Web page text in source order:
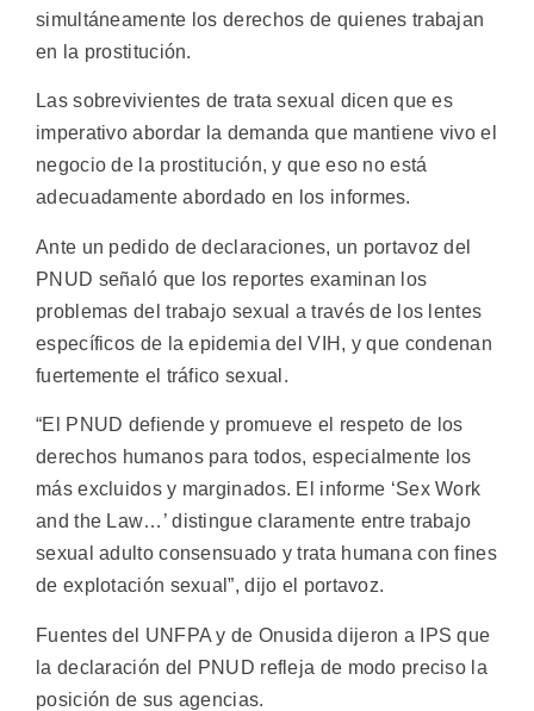
simultáneamente los derechos de quienes trabajan
en la prostitución.
Las sobrevivientes de trata sexual dicen que es
imperativo abordar la demanda que mantiene vivo el
negocio de la prostitución, y que eso no está
adecuadamente abordado en los informes.
Ante un pedido de declaraciones, un portavoz del
PNUD señaló que los reportes examinan los
problemas del trabajo sexual a través de los lentes
específicos de la epidemia del VIH, y que condenan
fuertemente el tráfico sexual.
“El PNUD defiende y promueve el respeto de los
derechos humanos para todos, especialmente los
más excluidos y marginados. El informe ‘Sex Work
and the Law…’ distingue claramente entre trabajo
sexual adulto consensuado y trata humana con fines
de explotación sexual”, dijo el portavoz.
Fuentes del UNFPA y de Onusida dijeron a IPS que
la declaración del PNUD refleja de modo preciso la
posición de sus agencias.